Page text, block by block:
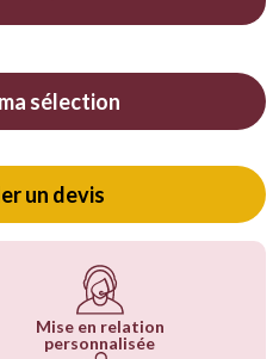
sélection
un devis
Mise en relation
personnalisée